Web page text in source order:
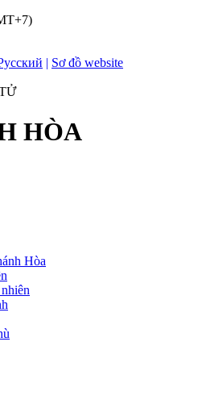
| Sơ đồ website
HÒA
Hòa